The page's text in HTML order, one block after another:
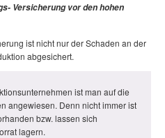
Versicherung vor den hohen
ist nicht nur der Schaden an der
abgesichert.
ist man auf die
angewiesen. Denn nicht immer ist
bzw. lassen sich
lagern.